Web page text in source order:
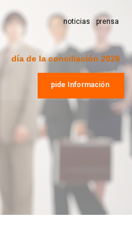
noticias prensa
día de la conciliación 2026
pide Información